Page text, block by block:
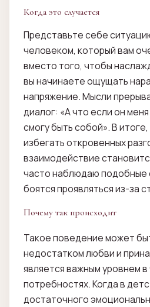
Когда это случается
Представьте себе
человеком, который вам
вместо того, чтобы
вы начинаете ощущать
напряжение. Мысли
диалог: «А что если он
смогу быть собой». В
избегать откровенных
взаимодействие
часто наблюдаю подобные
боятся проявляться из-за
Почему так происходит
Такое поведение может
недостатком любви и
является важным уровнем
потребностях. Когда в
достаточного